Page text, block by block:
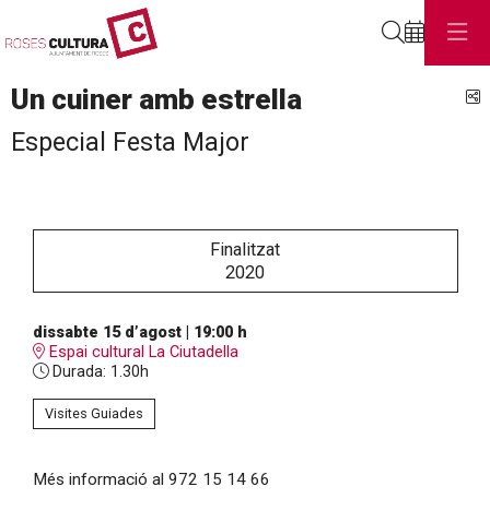
Un cuiner amb estrella
Especial Festa Major
Finalitzat
2020
dissabte 15 d’agost| 19:00 h
Espai cultural La Ciutadella
Durada: 1.30h
Visites Guiades
Més informació al 972 15 14 66